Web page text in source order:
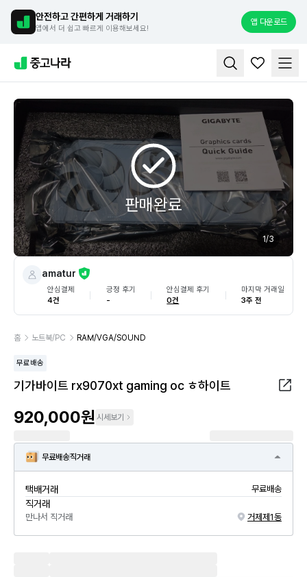
안전하고 간편하게 거래하기
앱에서 더 쉽고 빠르게 이용해보세요!
앱 다운로드
판매완료
1/3
amatur
안심결제
4건
긍정 후기
-
안심결제 후기
0건
마지막 거래일
3주 전
홈 노트북/PC RAM/VGA/SOUND
무료배송
기가바이트 rx9070xt gaming oc ㅎ하이트
920,000원 시세보기
무료배송직거래
택배거래 무료배송
직거래
만나서 직거래 거제제1동